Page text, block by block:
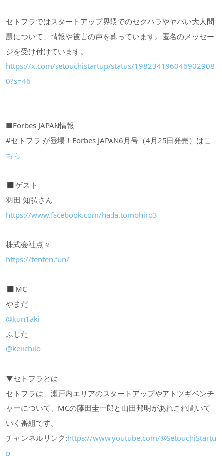
セトフラではスタートアップ界隈でのセクハラやヤバい大人問
題について、情報や被害の声を募っています。匿名のメッセー
ジを受け付けています。
https://x.com/setouchistartup/status/198234196046902908
0?s=46
■Forbes JAPAN情報
#セトフラ が登場！Forbes JAPAN6月号（4月25日発売）はこ
ちら
◼︎ゲスト
羽田 知弘さん
https://www.facebook.com/hada.tomohiro3
株式会社点々
https://tenten.fun/
◼︎MC
やまだ
@kun1aki
ふじた
@keiichilo
▼セトフラとは
セトフラは、瀬戸内エリアのスタートアップやアトツギベンチ
ャーについて、MCの藤田圭一郎と山田邦明があれこれ聞いて
いく番組です。
チャンネルリンク:https://www.youtube.com/@SetouchiStartu
p